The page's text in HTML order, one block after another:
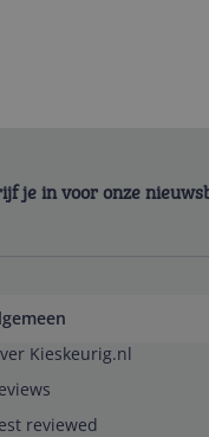
je in voor onze
Kieskeurig.nl
reviewed